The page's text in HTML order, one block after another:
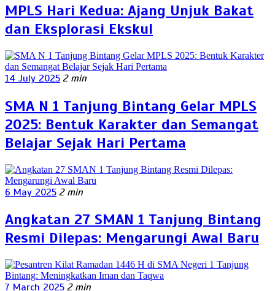
MPLS Hari Kedua: Ajang Unjuk Bakat
dan Eksplorasi Ekskul
14 July 2025 2 min
SMA N 1 Tanjung Bintang Gelar MPLS
2025: Bentuk Karakter dan Semangat
Belajar Sejak Hari Pertama
6 May 2025 2 min
Angkatan 27 SMAN 1 Tanjung Bintang
Resmi Dilepas: Mengarungi Awal Baru
7 March 2025 2 min